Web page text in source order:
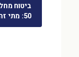
ביטוח
50: מתי זה שווה את הכסף?